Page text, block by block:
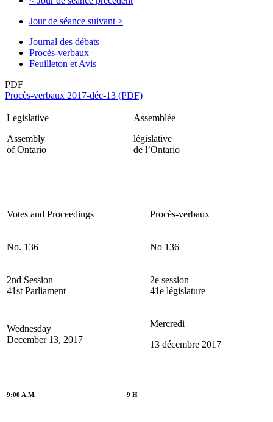
Jour de séance suivant >
Journal des débats
Procès-verbaux
Feuilleton et Avis
PDF
Procès-verbaux 2017-déc-13 (PDF)
Legislative
Assembly
of Ontario
Assemblée
législative
de l’Ontario
Votes and Proceedings Procès-verbaux
No. 136 No 136
2nd Session
41st Parliament
2e session
41e législature
Wednesday
December 13, 2017
Mercredi
13 décembre 2017
9:00 A.M. 9 H